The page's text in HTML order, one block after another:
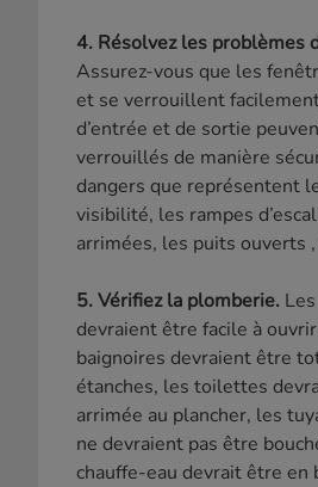
4. Résolvez les problèmes
Assurez-vous que les
et se verrouillent
d’entrée et de sortie
verrouillés de manière
dangers que représentent
visibilité, les rampes
arrimées, les puits ouverts
5. Vérifiez la plomberie.
devraient être facile à
baignoires devraient être
étanches, les toilettes
arrimée au plancher, les
ne devraient pas être
chauffe-eau devrait être en